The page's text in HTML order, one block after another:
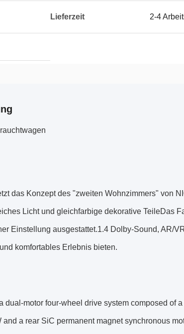
Lieferzeit 2-4
das Konzept des "zweiten Wohnzimmers" von
Licht und gleichfarbige dekorative TeileDas
Einstellung ausgestattet.1.4 Dolby-Sound, AR/
komfortables Erlebnis bieten.
dual-motor four-wheel drive system composed of
and a rear SiC permanent magnet synchronous